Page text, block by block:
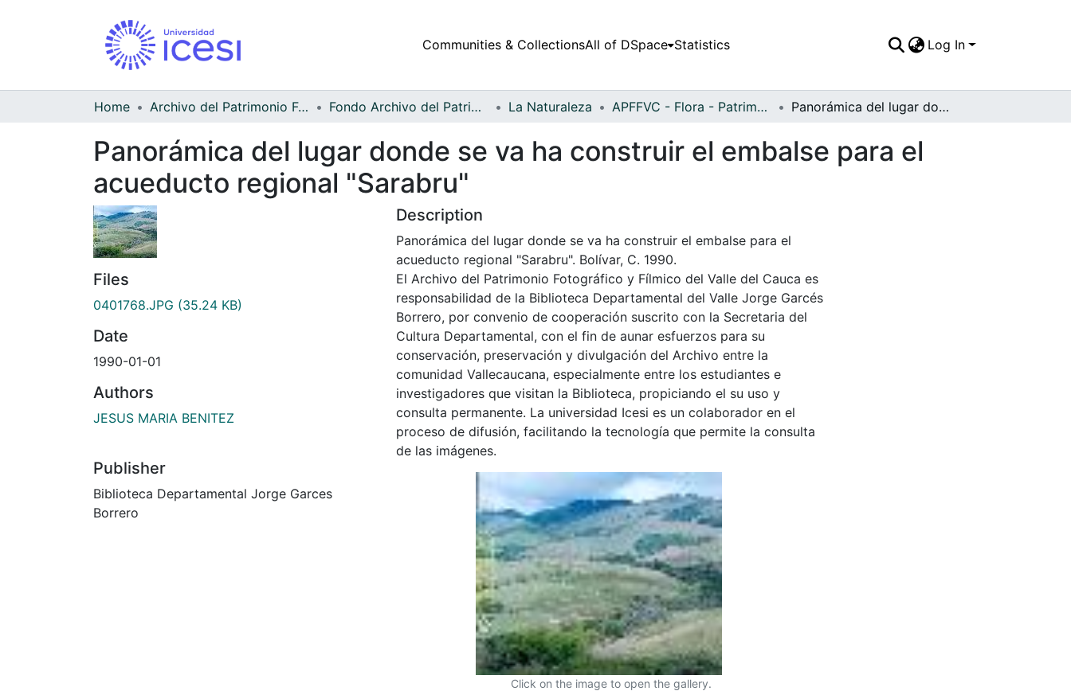
Communities & CollectionsAll of DSpace Statistics Log In
Home Archivo del Patrimonio Fotográfico y Fílmico del Valle del Cauca Fondo Archivo del Patrimonio Fotográfico y Fílmico del Valle del Cauca La Naturaleza APFFVC - Flora - Patrimonial Panorámica del lugar donde se va ha construir el embalse para el acueducto regional "Sarabru"
Panorámica del lugar donde se va ha construir el embalse para el
acueducto regional "Sarabru"
Files
0401768.JPG (35.24 KB)
Date
1990-01-01
Authors
JESUS MARIA BENITEZ
Publisher
Biblioteca Departamental Jorge Garces
Borrero
Description
Panorámica del lugar donde se va ha construir el embalse para el
acueducto regional "Sarabru". Bolívar, C. 1990.
El Archivo del Patrimonio Fotográfico y Fílmico del Valle del Cauca es
responsabilidad de la Biblioteca Departamental del Valle Jorge Garcés
Borrero, por convenio de cooperación suscrito con la Secretaria del
Cultura Departamental, con el fin de aunar esfuerzos para su
conservación, preservación y divulgación del Archivo entre la
comunidad Vallecaucana, especialmente entre los estudiantes e
investigadores que visitan la Biblioteca, propiciando el su uso y
consulta permanente. La universidad Icesi es un colaborador en el
proceso de difusión, facilitando la tecnología que permite la consulta
de las imágenes.
Click on the image to open the gallery.